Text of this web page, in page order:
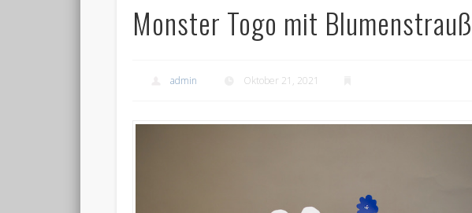
Monster Togo mit Blumenstrauß
admin Oktober 21, 2021